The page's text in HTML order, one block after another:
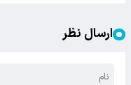
ارسال نظر